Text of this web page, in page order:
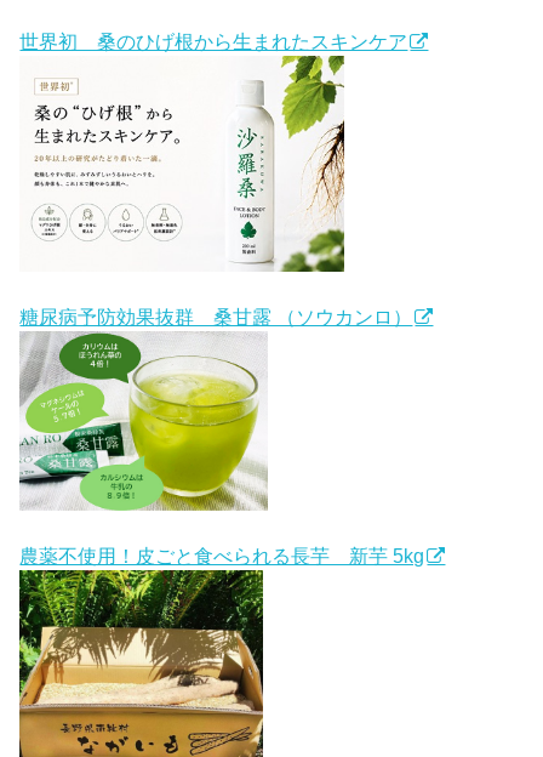
世界初 桑のひげ根から生まれたスキンケア
糖尿病予防効果抜群 桑甘露 （ソウカンロ）
農薬不使用！皮ごと食べられる長芋 新芋 5kg